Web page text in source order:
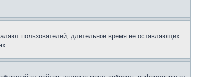
пользователей, длительное время не оставляющих